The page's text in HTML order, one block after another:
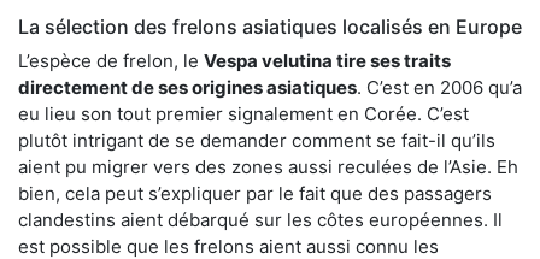
La sélection des frelons asiatiques localisés en Europe
L’espèce de frelon, le Vespa velutina tire ses traits
directement de ses origines asiatiques. C’est en 2006 qu’a
eu lieu son tout premier signalement en Corée. C’est
plutôt intrigant de se demander comment se fait-il qu’ils
aient pu migrer vers des zones aussi reculées de l’Asie. Eh
bien, cela peut s’expliquer par le fait que des passagers
clandestins aient débarqué sur les côtes européennes. Il
est possible que les frelons aient aussi connu les